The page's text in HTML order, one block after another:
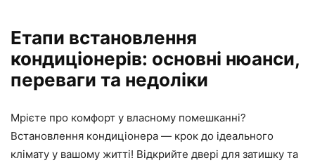
Етапи встановлення
кондиціонерів: основні нюанси,
переваги та недоліки
Мрієте про комфорт у власному помешканні?
Встановлення кондиціонера — крок до ідеального
клімату у вашому житті! Відкрийте двері для затишку та